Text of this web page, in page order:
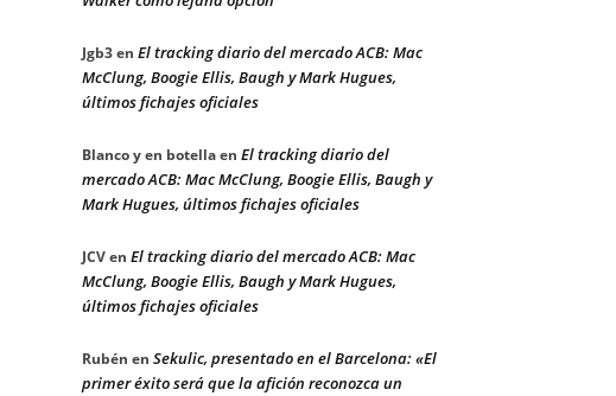
Jgb3en El tracking diario del mercado ACB: Mac
McClung, Boogie Ellis, Baugh y Mark Hugues,
últimos fichajes oficiales
Blanco y en botellaen El tracking diario del
mercado ACB: Mac McClung, Boogie Ellis, Baugh y
Mark Hugues, últimos fichajes oficiales
JCVen El tracking diario del mercado ACB: Mac
McClung, Boogie Ellis, Baugh y Mark Hugues,
últimos fichajes oficiales
Rubén en Sekulic, presentado en el Barcelona: «El
primer éxito será que la afición reconozca un